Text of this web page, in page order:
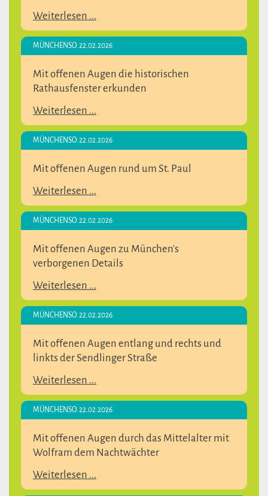
Weiterlesen ...
MÜNCHENSO. 22.02.2026
Mit offenen Augen die historischen
Rathausfenster erkunden
Weiterlesen ...
MÜNCHENSO. 22.02.2026
Mit offenen Augen rund um St. Paul
Weiterlesen ...
MÜNCHENSO. 22.02.2026
Mit offenen Augen zu München's
verborgenen Details
Weiterlesen ...
MÜNCHENSO. 22.02.2026
Mit offenen Augen entlang und rechts und
linkts der Sendlinger Straße
Weiterlesen ...
MÜNCHENSO. 22.02.2026
Mit offenen Augen durch das Mittelalter mit
Wolfram dem Nachtwächter
Weiterlesen ...